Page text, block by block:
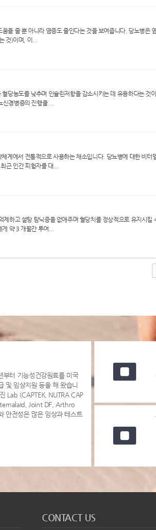
을 줄 뿐 아니라 염증도 줄인다는 것을 보여줍니다. 당뇨병은
것)이며, 이...
당농도를 낮추며 인슐린저항을 감소시키는 데 유용하다는 것
경병증의 진행을 ...
에서 전통적으로 사용하는 채소입니다. 당뇨병에 대한 비터
근 인간 피험자를 대...
하고 설탕 탐닉증을 없애주며 혈당치를 정상적으로 유지시킬
약 3 개월간 투여...
터 기능성건강원료를 미국
및 임상지원 등을 해 왔습니
Lab (CAPTEK, NUTRA CAP
Joint DF, Arthro
안전성은 많은 임상과 테스트
CONTACT US